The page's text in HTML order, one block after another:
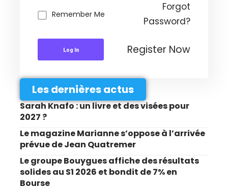
Remember Me
Forgot
Password?
Log In Register Now
Les dernières actus
Sarah Knafo : un livre et des visées pour
2027 ?
Le magazine Marianne s’oppose à l’arrivée
prévue de Jean Quatremer
Le groupe Bouygues affiche des résultats
solides au S1 2026 et bondit de 7% en
Bourse